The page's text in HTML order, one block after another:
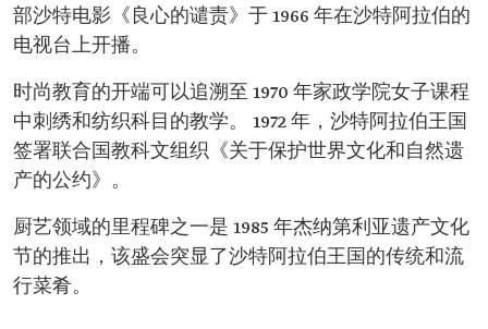
部沙特电影《良心的谴责》于 1966 年在沙特阿拉伯的
电视台上开播。
时尚教育的开端可以追溯至 1970 年家政学院女子课程
中刺绣和纺织科目的教学。 1972 年，沙特阿拉伯王国
签署联合国教科文组织《关于保护世界文化和自然遗
产的公约》。
厨艺领域的里程碑之一是 1985 年杰纳第利亚遗产文化
节的推出，该盛会突显了沙特阿拉伯王国的传统和流
行菜肴。